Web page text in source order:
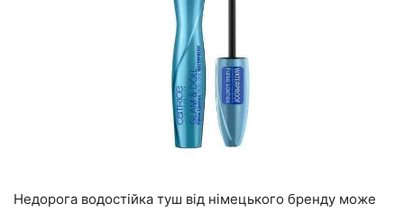
Недорога водостійка туш від німецького бренду може